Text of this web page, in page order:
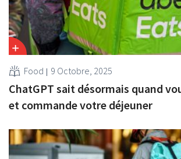
Food 9 Octobre, 2025
ChatGPT sait désormais quand
et commande votre déjeuner